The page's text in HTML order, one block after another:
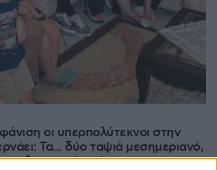
οι υπερπολύτεκνοι στην
Τα... δύο ταψιά μεσημεριανό,
καθημερινότητά τους